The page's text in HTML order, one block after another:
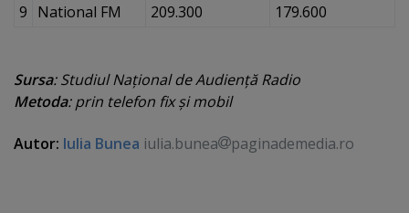
9 National FM 209.300 179.600
Sursa: Studiul Naţional de Audienţă Radio
Metoda: prin telefon fix şi mobil
Autor: Iulia Bunea iulia.bunea paginademedia.ro